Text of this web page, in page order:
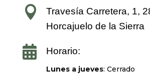

Travesía Carretera, 1,
Horcajuelo de la Sierra
 Horario:
Lunes a jueves: Cerrado